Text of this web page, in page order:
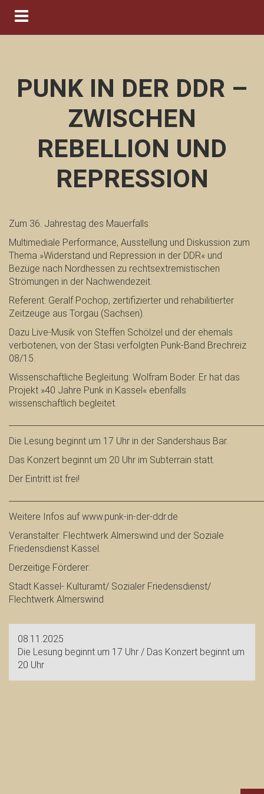
Navigation ein-/ausblenden
PUNK IN DER DDR –
ZWISCHEN
REBELLION UND
REPRESSION
Zum 36. Jahrestag des Mauerfalls:
Multimediale Performance, Ausstellung und Diskussion zum
Thema »Widerstand und Repression in der DDR« und
Bezüge nach Nordhessen zu rechtsextremistischen
Strömungen in der Nachwendezeit.
Referent: Geralf Pochop, zertifizierter und rehabilitierter
Zeitzeuge aus Torgau (Sachsen).
Dazu Live-Musik von Steffen Schölzel und der ehemals
verbotenen, von der Stasi verfolgten Punk‑Band Brechreiz
08/15.
Wissenschaftliche Begleitung: Wolfram Boder. Er hat das
Projekt »40 Jahre Punk in Kassel« ebenfalls
wissenschaftlich begleitet.
Die Lesung beginnt um 17 Uhr in der Sandershaus Bar.
Das Konzert beginnt um 20 Uhr im Subterrain statt.
Der Eintritt ist frei!
Weitere Infos auf www.punk-in-der-ddr.de
Veranstalter: Flechtwerk Almerswind und der Soziale
Friedensdienst Kassel.
Derzeitige Förderer:
Stadt Kassel- Kulturamt/ Sozialer Friedensdienst/
Flechtwerk Almerswind
08.11.2025
Die Lesung beginnt um 17 Uhr / Das Konzert beginnt um
20 Uhr